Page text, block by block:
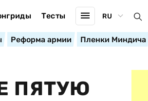
Тесты RU
Реформа армии Пленки Миндича
ПЯТУЮ